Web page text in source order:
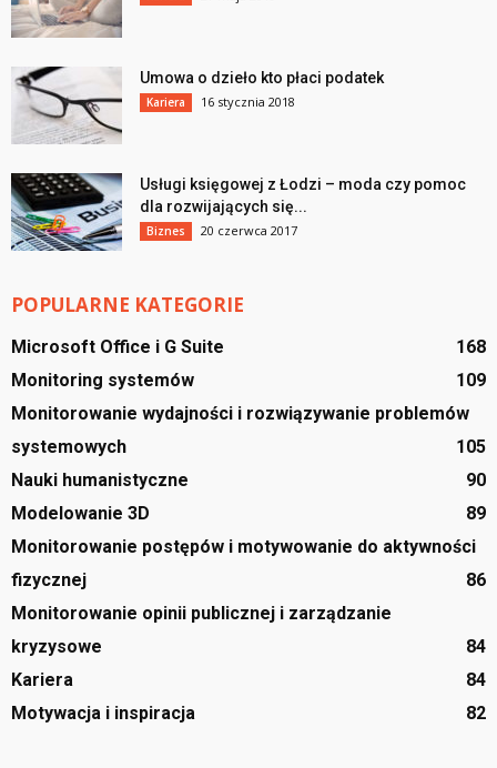
Umowa o dzieło kto płaci podatek
Kariera 16 stycznia 2018
Usługi księgowej z Łodzi – moda czy pomoc
dla rozwijających się...
Biznes 20 czerwca 2017
POPULARNE KATEGORIE
Microsoft Office i G Suite
168
Monitoring systemów
109
Monitorowanie wydajności i rozwiązywanie problemów
systemowych
105
Nauki humanistyczne
90
Modelowanie 3D
89
Monitorowanie postępów i motywowanie do aktywności
fizycznej
86
Monitorowanie opinii publicznej i zarządzanie
kryzysowe
84
Kariera
84
Motywacja i inspiracja
82